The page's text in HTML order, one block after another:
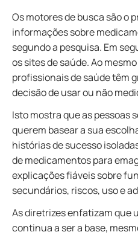
Os motores de busca são o
informações sobre
segundo a pesquisa. Em
os sites de saúde. Ao
profissionais de saúde têm
decisão de usar ou não
Isto mostra que as pessoas
querem basear a sua
histórias de sucesso
de medicamentos para
explicações fiáveis sobre
secundários, riscos, uso e
As diretrizes enfatizam que
continua a ser a base,